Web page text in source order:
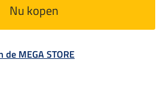
Nu kopen
MEGA STORE